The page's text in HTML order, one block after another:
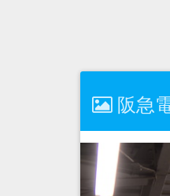
阪急